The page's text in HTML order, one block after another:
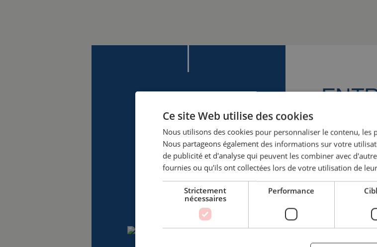
Nous
discuter des
sur la
sécurité
Ce site Web utilise des cookies
Nous utilisons des cookies pour personnaliser le contenu, les
Nous partageons également des informations sur votre
de publicité et d'analyse qui peuvent les combiner avec
fournies ou qu'ils ont collectées lors de votre utilisation de
Strictement
nécessaires
Performance